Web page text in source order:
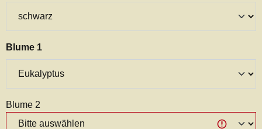
Blume 1
Blume 2